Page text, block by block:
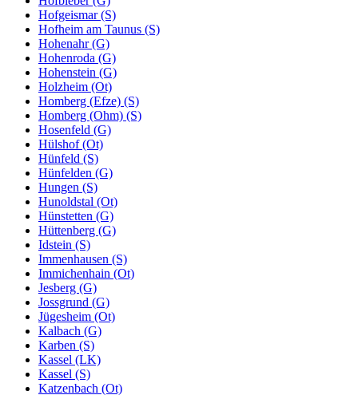
Hofgeismar (S)
Hofheim am Taunus (S)
Hohenahr (G)
Hohenroda (G)
Hohenstein (G)
Holzheim (Ot)
Homberg (Efze) (S)
Homberg (Ohm) (S)
Hosenfeld (G)
Hülshof (Ot)
Hünfeld (S)
Hünfelden (G)
Hungen (S)
Hunoldstal (Ot)
Hünstetten (G)
Hüttenberg (G)
Idstein (S)
Immenhausen (S)
Immichenhain (Ot)
Jesberg (G)
Jossgrund (G)
Jügesheim (Ot)
Kalbach (G)
Karben (S)
Kassel (LK)
Kassel (S)
Katzenbach (Ot)